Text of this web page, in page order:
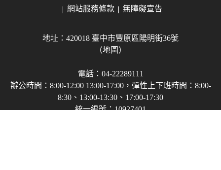
網站服務條款
無障礙宣告
地址：420018 臺中市豐原區陽明街36號
（地圖）
電話：04-22289111
辦公時間：8:00-12:00 13:00-17:00，彈性上下班時間：8:00-
8:30、13:00-13:30、17:00-17:30
統一編號：10927401